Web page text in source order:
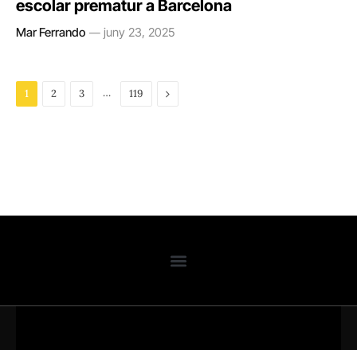
escolar prematur a Barcelona
Mar Ferrando juny 23, 2025
1 2 3 … 119 Next